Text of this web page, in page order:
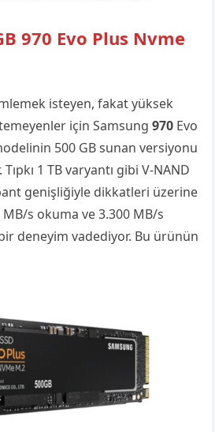
970 Evo Plus Nvme
isteyen, fakat yüksek
için Samsung970 Evo
500 GB sunan versiyonu
1 TB varyantı gibi V-NAND
genişliğiyle dikkatleri üzerine
s okuma ve 3.300 MB/s
bir deneyim vadediyor. Bu ürünün